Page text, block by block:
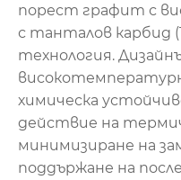
порест графит с
с танталов карбид
технология.
химическа
действие на
минимизиране на
поддържане на